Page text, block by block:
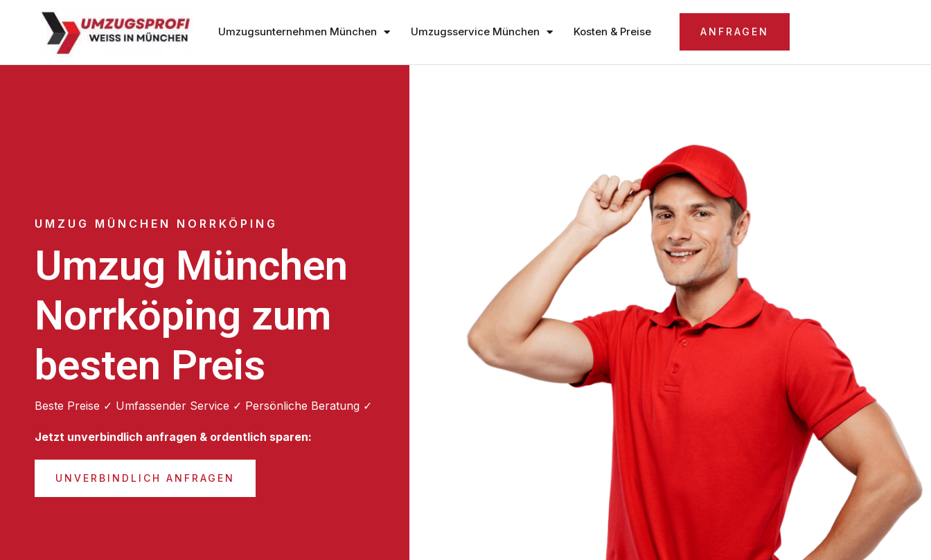
Umzugsunternehmen München Umzugsservice München Kosten & Preise ANFRAGEN
UMZUG MÜNCHEN NORRKÖPING
Umzug München
Norrköping zum
besten Preis
Beste Preise ✓ Umfassender Service ✓ Persönliche Beratung ✓
Jetzt unverbindlich anfragen & ordentlich sparen:
UNVERBINDLICH ANFRAGEN